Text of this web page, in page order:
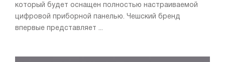
который будет оснащен полностью настраиваемой
цифровой приборной панелью. Чешский бренд
впервые представляет ...